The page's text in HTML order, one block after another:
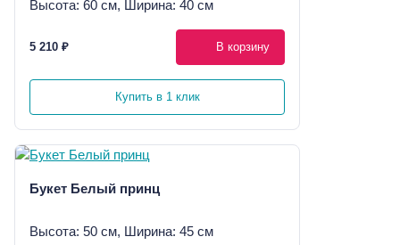
Высота: 60 см, Ширина: 40 см
5 210 ₽ В корзину
Купить в 1 клик
Букет Белый принц
Высота: 50 см, Ширина: 45 см